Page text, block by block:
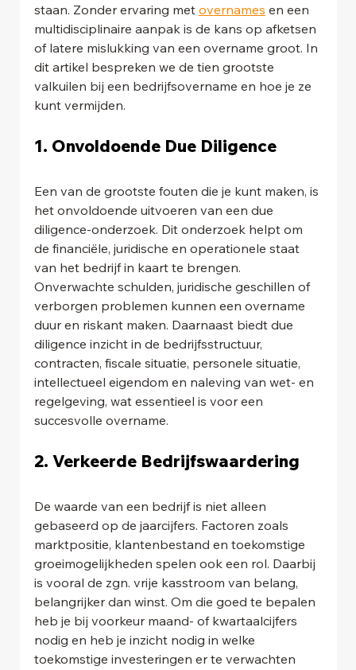
staan. Zonder ervaring met overnames en een
multidisciplinaire aanpak is de kans op afketsen
of latere mislukking van een overname groot. In
dit artikel bespreken we de tien grootste
valkuilen bij een bedrijfsovername en hoe je ze
kunt vermijden.
1. Onvoldoende Due Diligence
Een van de grootste fouten die je kunt maken, is
het onvoldoende uitvoeren van een due
diligence-onderzoek. Dit onderzoek helpt om
de financiële, juridische en operationele staat
van het bedrijf in kaart te brengen.
Onverwachte schulden, juridische geschillen of
verborgen problemen kunnen een overname
duur en riskant maken. Daarnaast biedt due
diligence inzicht in de bedrijfsstructuur,
contracten, fiscale situatie, personele situatie,
intellectueel eigendom en naleving van wet- en
regelgeving, wat essentieel is voor een
succesvolle overname.
2. Verkeerde Bedrijfswaardering
De waarde van een bedrijf is niet alleen
gebaseerd op de jaarcijfers. Factoren zoals
marktpositie, klantenbestand en toekomstige
groeimogelijkheden spelen ook een rol. Daarbij
is vooral de zgn. vrije kasstroom van belang,
belangrijker dan winst. Om die goed te bepalen
heb je bij voorkeur maand- of kwartaalcijfers
nodig en heb je inzicht nodig in welke
toekomstige investeringen er te verwachten